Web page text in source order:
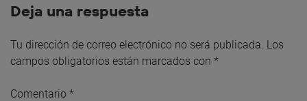
Deja una respuesta
Tu dirección de correo electrónico no será publicada. Los
campos obligatorios están marcados con *
Comentario *